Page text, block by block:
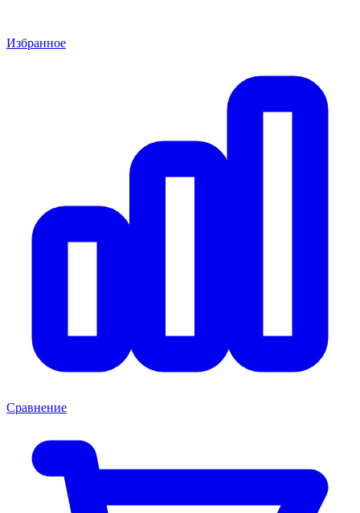
Избранное
Сравнение